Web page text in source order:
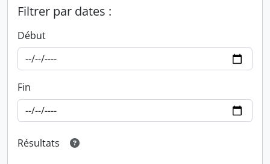
Filtrer par dates :
Début
Fin
Résultats